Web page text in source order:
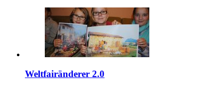
Weltfairänderer 2.0